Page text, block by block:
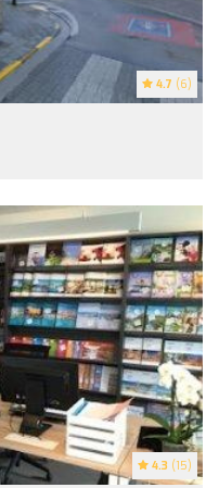
4.7 (6)
4.3 (15)